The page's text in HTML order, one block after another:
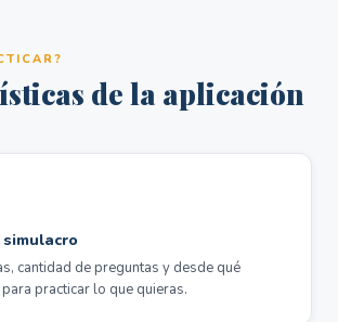
de la aplicación
cantidad de preguntas y desde qué
practicar lo que quieras.